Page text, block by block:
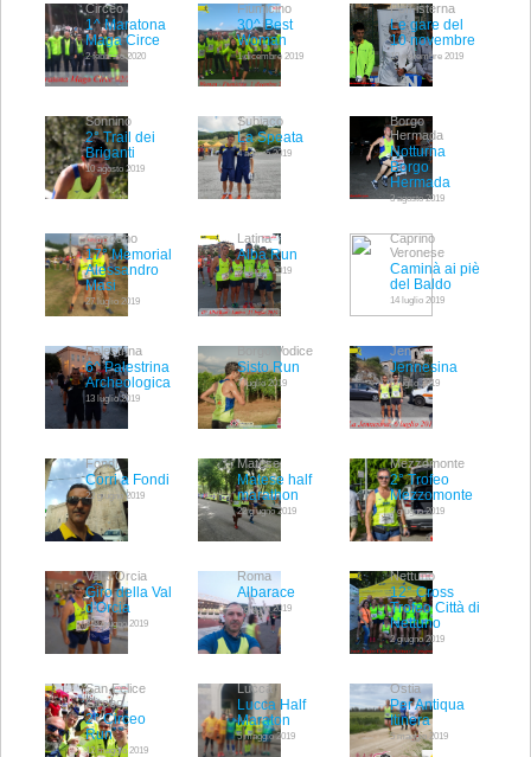
Circeo
1^ Maratona
Maga Circe
2 febbraio 2020
Fiumicino
30^ Best
Woman
1 dicembre 2019
Pofi-isterna
Le gare del
10 novembre
10 novembre 2019
Sonnino
2° Trail dei
Briganti
10 agosto 2019
Subiaco
La Speata
4 agosto 2019
Borgo
Hermada
Notturna
Borgo
Hermada
3 agosto 2019
Ceccano
17° Memorial
Alessandro
Masi
27 luglio 2019
Latina
Alba Run
21 luglio 2019
Caprino
Veronese
Caminà ai piè
del Baldo
14 luglio 2019
Palestrina
6^ Palestrina
Archeologica
13 luglio 2019
Borgo Vodice
Sisto Run
7 luglio 2019
Jenne
Jennesina
6 luglio 2019
Fondi
Corri a Fondi
22 giugno 2019
Matese
Matese half
marathon
22 giugno 2019
Mezzomonte
2° Trofeo
Mezzomonte
9 giugno 2019
Val d'Orcia
Giro della Val
d'Orcia
3-8 giugno 2019
Roma
Albarace
5 giugno 2019
Nettuno
12° Cross
Trofeo Città di
Nettuno
2 giugno 2019
San Felice
Circeo
2° Circeo
Run
12 maggio 2019
Lucca
Lucca Half
Maraton
5 maggio 2019
Ostia
Per Antiqua
Itinera
5 maggio 2019